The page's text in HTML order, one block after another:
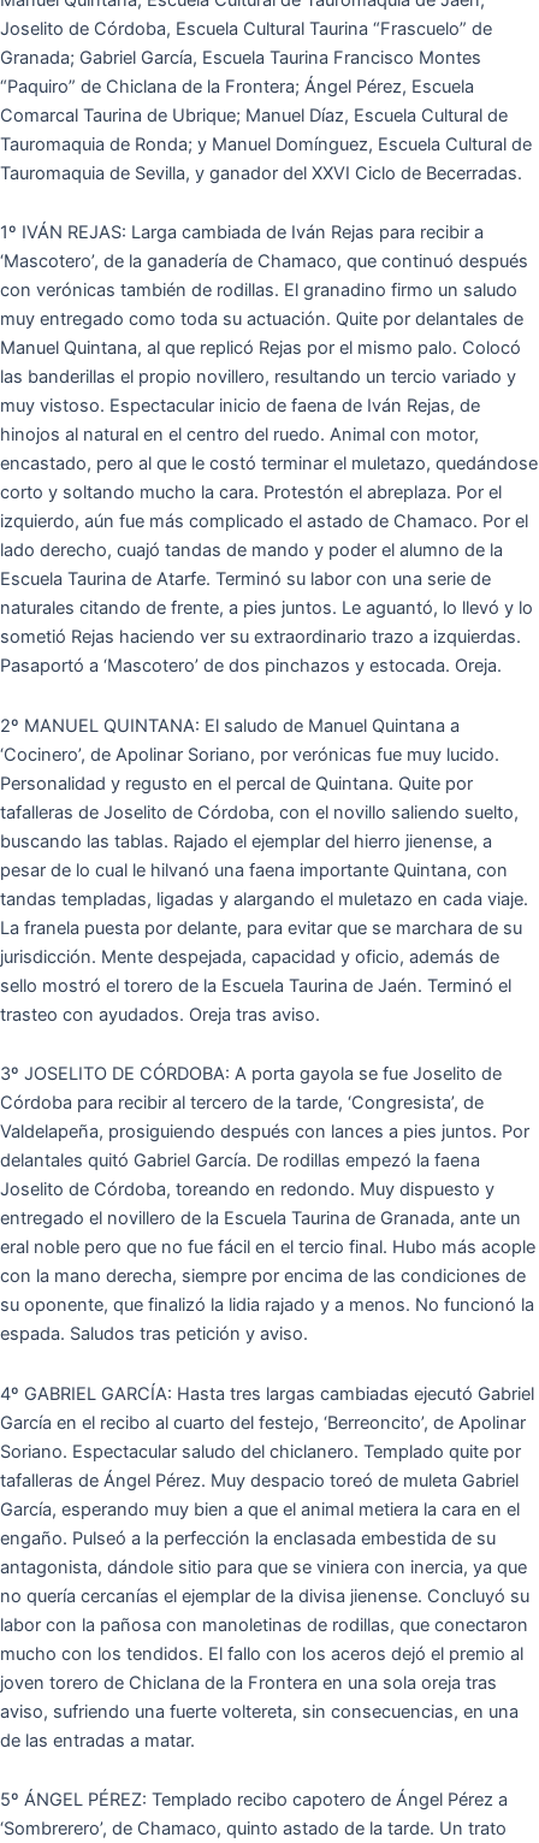
Joselito de Córdoba, Escuela Cultural Taurina “Frascuelo” de
Granada; Gabriel García, Escuela Taurina Francisco Montes
“Paquiro” de Chiclana de la Frontera; Ángel Pérez, Escuela
Comarcal Taurina de Ubrique; Manuel Díaz, Escuela Cultural de
Tauromaquia de Ronda; y Manuel Domínguez, Escuela Cultural de
Tauromaquia de Sevilla, y ganador del XXVI Ciclo de Becerradas.
1º IVÁN REJAS: Larga cambiada de Iván Rejas para recibir a
‘Mascotero’, de la ganadería de Chamaco, que continuó después
con verónicas también de rodillas. El granadino firmo un saludo
muy entregado como toda su actuación. Quite por delantales de
Manuel Quintana, al que replicó Rejas por el mismo palo. Colocó
las banderillas el propio novillero, resultando un tercio variado y
muy vistoso. Espectacular inicio de faena de Iván Rejas, de
hinojos al natural en el centro del ruedo. Animal con motor,
encastado, pero al que le costó terminar el muletazo, quedándose
corto y soltando mucho la cara. Protestón el abreplaza. Por el
izquierdo, aún fue más complicado el astado de Chamaco. Por el
lado derecho, cuajó tandas de mando y poder el alumno de la
Escuela Taurina de Atarfe. Terminó su labor con una serie de
naturales citando de frente, a pies juntos. Le aguantó, lo llevó y lo
sometió Rejas haciendo ver su extraordinario trazo a izquierdas.
Pasaportó a ‘Mascotero’ de dos pinchazos y estocada. Oreja.
2º MANUEL QUINTANA: El saludo de Manuel Quintana a
‘Cocinero’, de Apolinar Soriano, por verónicas fue muy lucido.
Personalidad y regusto en el percal de Quintana. Quite por
tafalleras de Joselito de Córdoba, con el novillo saliendo suelto,
buscando las tablas. Rajado el ejemplar del hierro jienense, a
pesar de lo cual le hilvanó una faena importante Quintana, con
tandas templadas, ligadas y alargando el muletazo en cada viaje.
La franela puesta por delante, para evitar que se marchara de su
jurisdicción. Mente despejada, capacidad y oficio, además de
sello mostró el torero de la Escuela Taurina de Jaén. Terminó el
trasteo con ayudados. Oreja tras aviso.
3º JOSELITO DE CÓRDOBA: A porta gayola se fue Joselito de
Córdoba para recibir al tercero de la tarde, ‘Congresista’, de
Valdelapeña, prosiguiendo después con lances a pies juntos. Por
delantales quitó Gabriel García. De rodillas empezó la faena
Joselito de Córdoba, toreando en redondo. Muy dispuesto y
entregado el novillero de la Escuela Taurina de Granada, ante un
eral noble pero que no fue fácil en el tercio final. Hubo más acople
con la mano derecha, siempre por encima de las condiciones de
su oponente, que finalizó la lidia rajado y a menos. No funcionó la
espada. Saludos tras petición y aviso.
4º GABRIEL GARCÍA: Hasta tres largas cambiadas ejecutó Gabriel
García en el recibo al cuarto del festejo, ‘Berreoncito’, de Apolinar
Soriano. Espectacular saludo del chiclanero. Templado quite por
tafalleras de Ángel Pérez. Muy despacio toreó de muleta Gabriel
García, esperando muy bien a que el animal metiera la cara en el
engaño. Pulseó a la perfección la enclasada embestida de su
antagonista, dándole sitio para que se viniera con inercia, ya que
no quería cercanías el ejemplar de la divisa jienense. Concluyó su
labor con la pañosa con manoletinas de rodillas, que conectaron
mucho con los tendidos. El fallo con los aceros dejó el premio al
joven torero de Chiclana de la Frontera en una sola oreja tras
aviso, sufriendo una fuerte voltereta, sin consecuencias, en una
de las entradas a matar.
5º ÁNGEL PÉREZ: Templado recibo capotero de Ángel Pérez a
‘Sombrerero’, de Chamaco, quinto astado de la tarde. Un trato